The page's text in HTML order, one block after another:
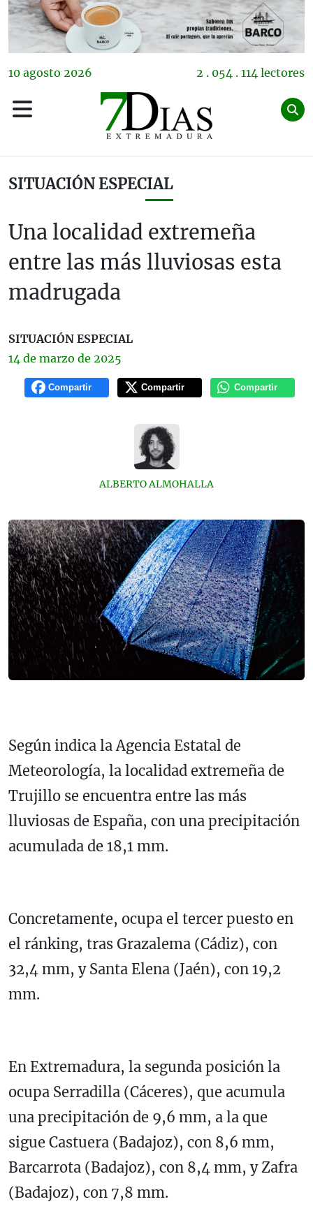
10 agosto 2026 2 . 054 . 114 lectores
SITUACIÓN ESPECIAL
Una localidad extremeña
entre las más lluviosas esta
madrugada
SITUACIÓN ESPECIAL
14 de marzo de 2025
Compartir Compartir Compartir
ALBERTO ALMOHALLA
Según indica la Agencia Estatal de
Meteorología, la localidad extremeña de
Trujillo se encuentra entre las más
lluviosas de España, con una precipitación
acumulada de 18,1 mm.
Concretamente, ocupa el tercer puesto en
el ránking, tras Grazalema (Cádiz), con
32,4 mm, y Santa Elena (Jaén), con 19,2
mm.
En Extremadura, la segunda posición la
ocupa Serradilla (Cáceres), que acumula
una precipitación de 9,6 mm, a la que
sigue Castuera (Badajoz), con 8,6 mm,
Barcarrota (Badajoz), con 8,4 mm, y Zafra
(Badajoz), con 7,8 mm.